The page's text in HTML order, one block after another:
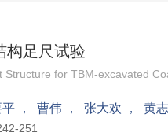
构足尺试验
for TBM-excavated
平 ， 曹伟 ， 张大欢 ， 黄
251